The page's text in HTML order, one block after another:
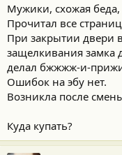
Мужики, схожая
Прочитал все
При закрытии двери
защелкивания замка
делал бжжжж-и-
Ошибок на эбу нет.
Возникла после
Куда купать?